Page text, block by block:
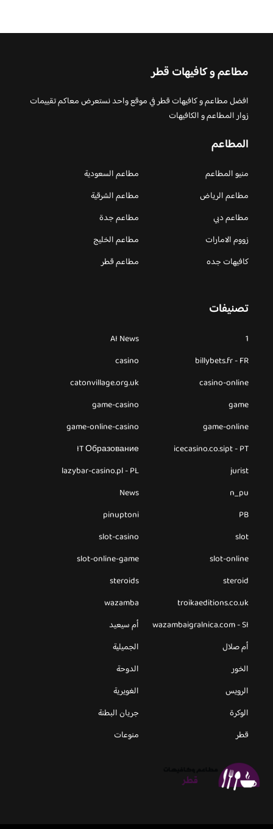
مطاعم و كافيهات قطر
افضل مطاعم و كافيهات قطر في موقع واحد نستعرض معاكم تقييمات
زوار المطاعم و الكافيهات
المطاعم
منيو المطاعم
مطاعم السعودية
مطاعم الرياض
مطاعم الشرقية
مطاعم دبي
مطاعم جدة
زووم الامارات
مطاعم الخليج
كافيهات جده
مطاعم قطر
تصنيفات
1
AI News
billybets.fr - FR
casino
casino-online
catonvillage.org.uk
game
game-casino
game-online
game-online-casino
icecasino.co.sipt - PT
IT Образование
jurist
lazybar-casino.pl - PL
n_pu
News
PB
pinuptoni
slot
slot-casino
slot-online
slot-online-game
steroid
steroids
troikaeditions.co.uk
wazamba
wazambaigralnica.com - SI
أم سيعيد
أم صلال
الجميلية
الخور
الدوحة
الرويس
الغويرية
الوكرة
جريان البطنة
قطر
منوعات